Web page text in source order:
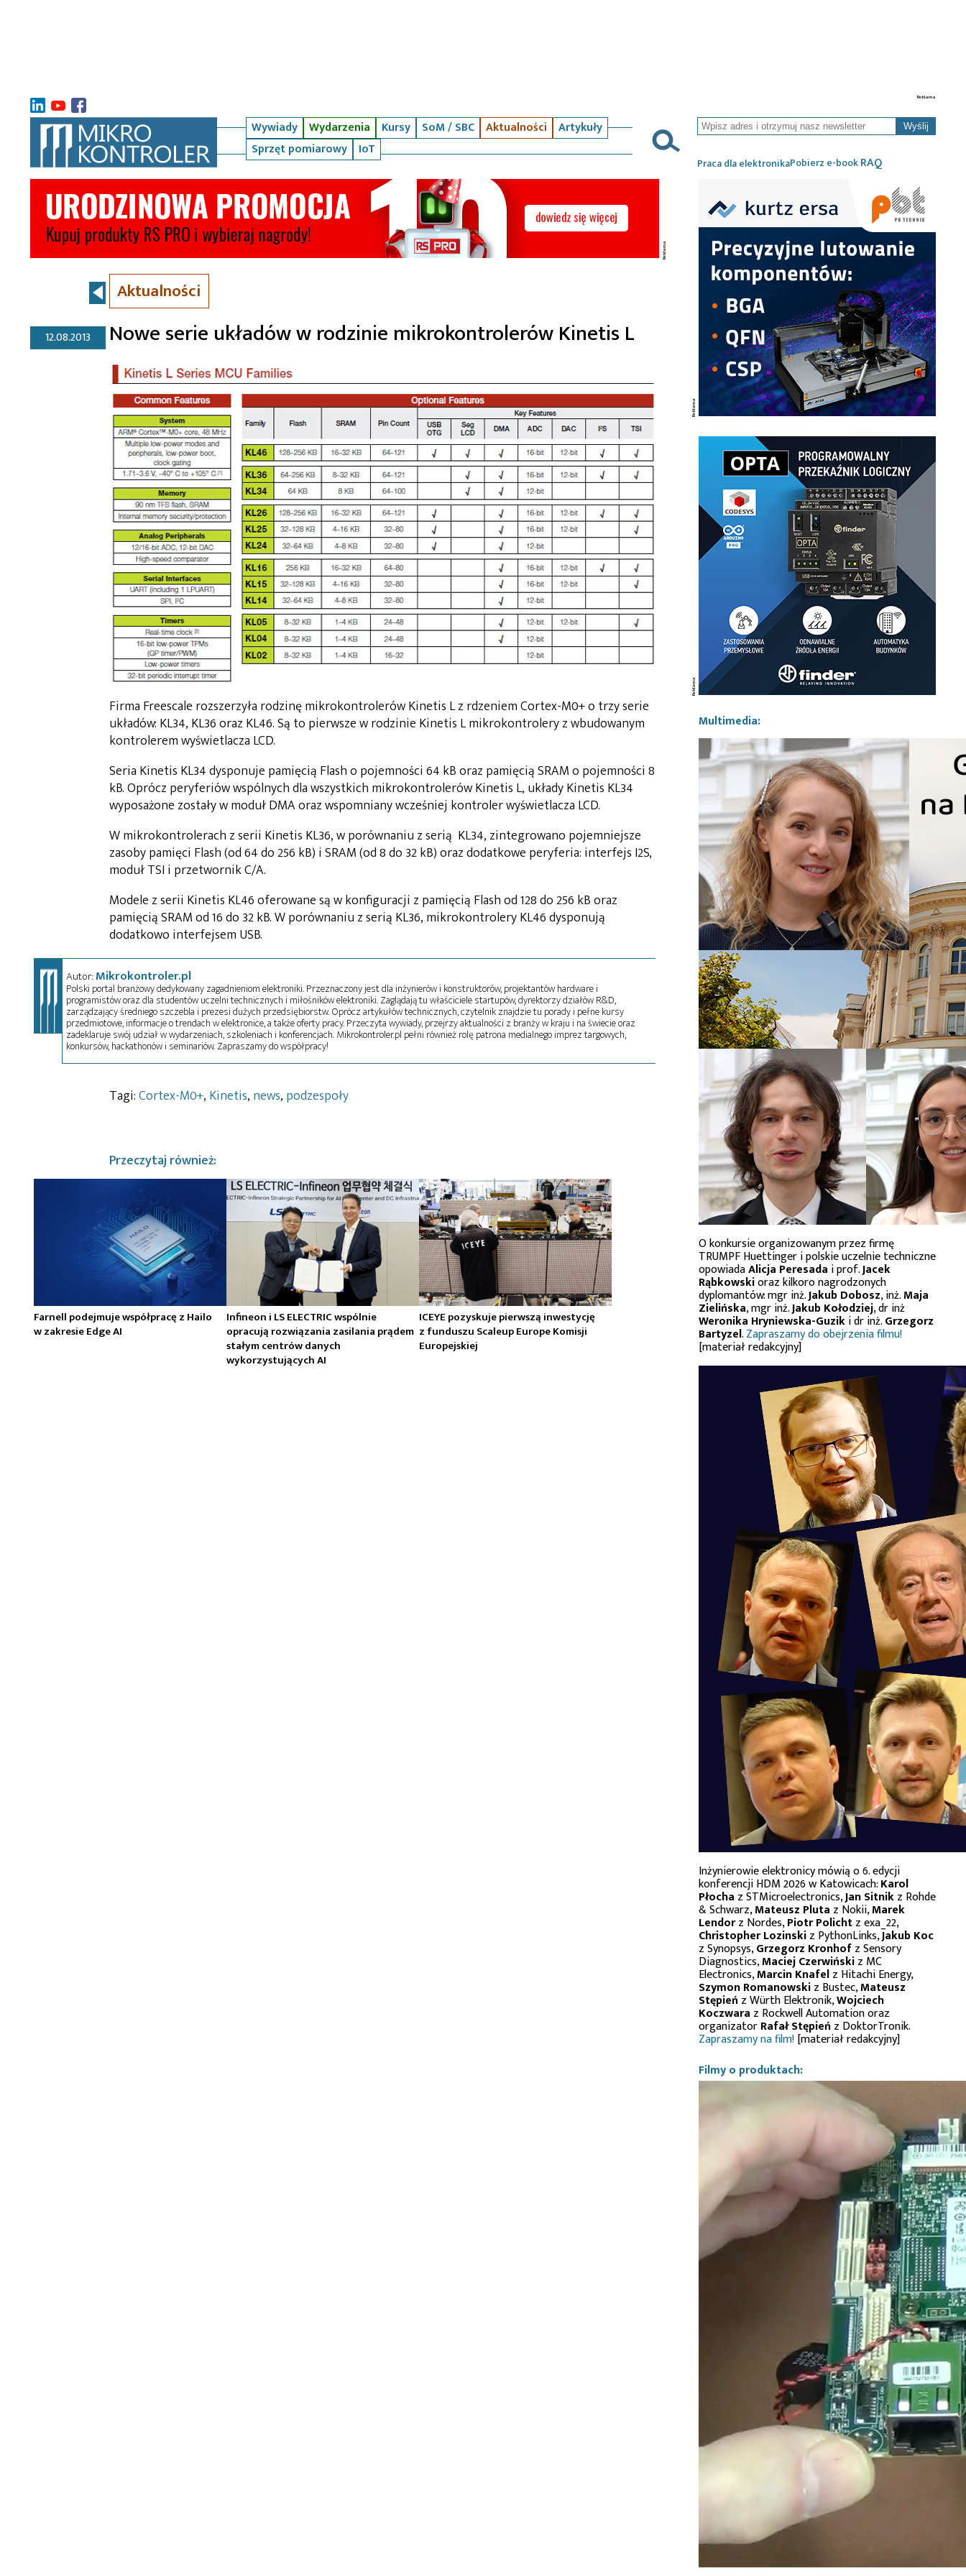
Wywiady Wydarzenia Kursy SoM / SBC Aktualności
Artykuły
Sprzęt pomiarowy
IoT
Wyślij
Praca dla elektronikaPobierz e-bookRAQ
Aktualności
12.08.2013 Nowe serie układów w rodzinie mikrokontrolerów Kinetis L
Firma Freescale rozszerzyła rodzinę mikrokontrolerów Kinetis L z rdzeniem Cortex-M0+ o trzy serie
układów: KL34, KL36 oraz KL46. Są to pierwsze w rodzinie Kinetis L mikrokontrolery z wbudowanym
kontrolerem wyświetlacza LCD.
Seria Kinetis KL34 dysponuje pamięcią Flash o pojemności 64 kB oraz pamięcią SRAM o pojemności 8
kB. Oprócz peryferiów wspólnych dla wszystkich mikrokontrolerów Kinetis L, układy Kinetis KL34
wyposażone zostały w moduł DMA oraz wspomniany wcześniej kontroler wyświetlacza LCD.
W mikrokontrolerach z serii Kinetis KL36, w porównaniu z serią KL34, zintegrowano pojemniejsze
zasoby pamięci Flash (od 64 do 256 kB) i SRAM (od 8 do 32 kB) oraz dodatkowe peryferia: interfejs I2S,
moduł TSI i przetwornik C/A.
Modele z serii Kinetis KL46 oferowane są w konfiguracji z pamięcią Flash od 128 do 256 kB oraz
pamięcią SRAM od 16 do 32 kB. W porównaniu z serią KL36, mikrokontrolery KL46 dysponują
dodatkowo interfejsem USB.
Autor:Mikrokontroler.pl
Polski portal branżowy dedykowany zagadnieniom elektroniki. Przeznaczony jest dla inżynierów i konstruktorów, projektantów hardware i
programistów oraz dla studentów uczelni technicznych i miłośników elektroniki. Zaglądają tu właściciele startupów, dyrektorzy działów R&D,
zarządzający średniego szczebla i prezesi dużych przedsiębiorstw. Oprócz artykułów technicznych, czytelnik znajdzie tu porady i pełne kursy
przedmiotowe, informacje o trendach w elektronice, a także oferty pracy. Przeczyta wywiady, przejrzy aktualności z branży w kraju i na świecie oraz
zadeklaruje swój udział w wydarzeniach, szkoleniach i konferencjach. Mikrokontroler.pl pełni również rolę patrona medialnego imprez targowych,
konkursów, hackathonów i seminariów. Zapraszamy do współpracy!
Tagi:Cortex-M0+, Kinetis, news, podzespoły
Przeczytaj również:
Farnell podejmuje współpracę z Hailo
w zakresie Edge AI
Infineon i LS ELECTRIC wspólnie
opracują rozwiązania zasilania prądem
stałym centrów danych
wykorzystujących AI
ICEYE pozyskuje pierwszą inwestycję
z funduszu Scaleup Europe Komisji
Europejskiej
Multimedia:
O konkursie organizowanym przez firmę
TRUMPF Huettinger i polskie uczelnie techniczne
opowiadaAlicja Peresada i prof.Jacek
Rąbkowskioraz kilkoro nagrodzonych
dyplomantów: mgr inż.Jakub Dobosz, inż.Maja
Zielińska, mgr inż.Jakub Kołodziej, dr inż
Weronika Hryniewska-Guziki dr inż.Grzegorz
Bartyzel.Zapraszamy do obejrzenia filmu!
[materiał redakcyjny]
Inżynierowie elektronicy mówią o 6. edycji
konferencji HDM 2026 w Katowicach:Karol
Płocha z STMicroelectronics,Jan Sitnikz Rohde
& Schwarz,Mateusz Pluta z Nokii,Marek
Lendorz Nordes,Piotr Polichtz exa_22,
Christopher Lozinskiz PythonLinks,Jakub Koc
z Synopsys,Grzegorz Kronhofz Sensory
Diagnostics,Maciej Czerwińskiz MC
Electronics,Marcin Knafelz Hitachi Energy,
Szymon Romanowskiz Bustec,Mateusz
Stępień z Würth Elektronik,Wojciech
Koczwara z Rockwell Automation oraz
organizatorRafał Stępień z DoktorTronik.
Zapraszamy na film![materiał redakcyjny]
Filmy o produktach: